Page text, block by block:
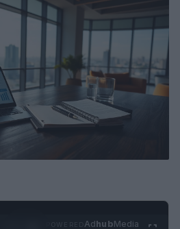
AdhubMedia